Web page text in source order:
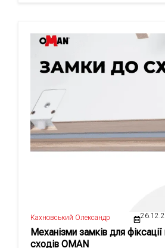
Кахновський Олександр
Механізми замків для
сходів OMAN